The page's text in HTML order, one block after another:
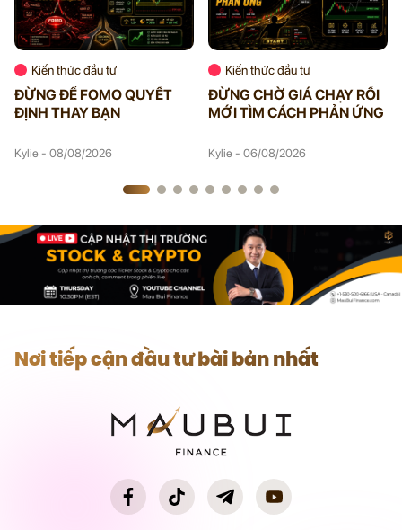
Kiến thức đầu tư
ĐỪNG ĐỂ FOMO QUYẾT
ĐỊNH THAY BẠN
Kylie - 08/08/2026
Kiến thức đầu tư
ĐỪNG CHỜ GIÁ CHẠY RỒI
MỚI TÌM CÁCH PHẢN ỨNG
Kylie - 06/08/2026
Nơi tiếp cận đầu tư bài bản nhất